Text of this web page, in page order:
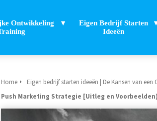
Ontwikkeling
Eigen Bedrijf Starten
Ideeën
Home Eigen bedrijf starten ideeën | De Kansen van een
Push Marketing Strategie [Uitleg en Voorbeelden)